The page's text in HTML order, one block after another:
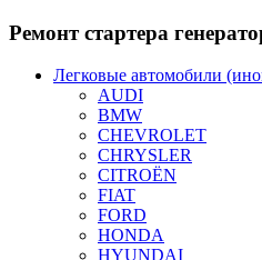
Ремонтстартера
Легковые автомобили
AUDI
BMW
CHEVROLET
CHRYSLER
CITROЁN
FIAT
FORD
HONDA
HYUNDAI